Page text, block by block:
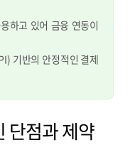
하고 있어 금융 연동이
기반의 안정적인 결제
단점과 제약